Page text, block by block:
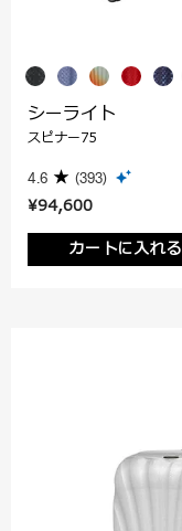
¥94,600
カートに入れる
シーライト
スピナー75
4.6 (393)